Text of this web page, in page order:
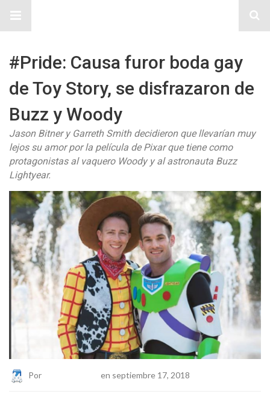
#Pride: Causa furor boda gay
de Toy Story, se disfrazaron de
Buzz y Woody
Jason Bitner y Garreth Smith decidieron que llevarían muy
lejos su amor por la película de Pixar que tiene como
protagonistas al vaquero Woody y al astronauta Buzz
Lightyear.
Por en septiembre 17, 2018